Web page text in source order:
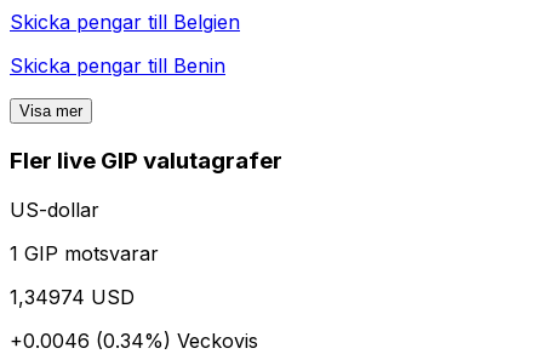
Skicka pengar till Belgien
Skicka pengar till Benin
Visa mer
Fler live GIP valutagrafer
US-dollar
1 GIP motsvarar
1,34974 USD
+0.0046 (0.34%) Veckovis